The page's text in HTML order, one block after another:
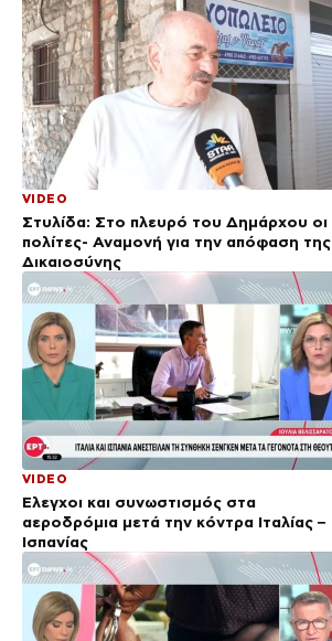
VIDEO
Στυλίδα: Στο πλευρό του Δημάρχου οι
πολίτες- Αναμονή για την απόφαση της
Δικαιοσύνης
VIDEO
Έλεγχοι και συνωστισμός στα
αεροδρόμια μετά την κόντρα Ιταλίας –
Ισπανίας